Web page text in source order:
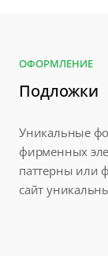
ОФОРМЛЕНИЕ
Подложки
Уникальные
фирменных
паттерны или
сайт